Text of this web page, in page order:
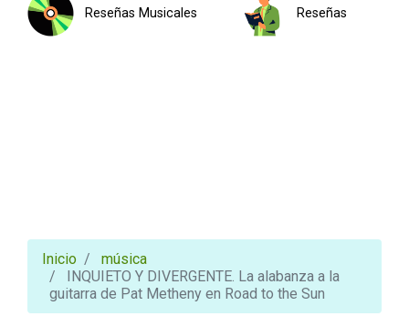
Reseñas Musicales Reseñas
Inicio
música
INQUIETO Y DIVERGENTE. La alabanza a la
guitarra de Pat Metheny en Road to the Sun